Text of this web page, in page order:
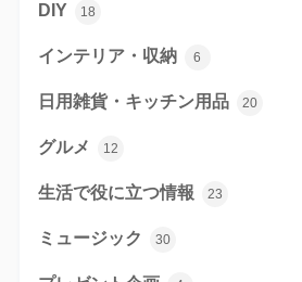
DIY 18
インテリア・収納 6
日用雑貨・キッチン用品 20
グルメ 12
生活で役に立つ情報 23
ミュージック 30